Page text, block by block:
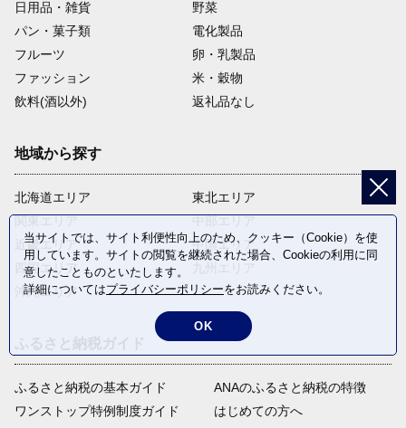
日用品・雑貨
野菜
パン・菓子類
電化製品
フルーツ
卵・乳製品
ファッション
米・穀物
飲料(酒以外)
返礼品なし
地域から探す
北海道エリア
近畿エリア
四国エリア
沖縄エリア
東北エリア
中国エリア
ふるさと納税の基本ガイド
ワンストップ特例制度ガイド
ANAのふるさと納税の特徴
はじめての方へ
当サイトでは、サイト利便性向上のため、クッキー（Cookie）を使
用しています。サイトの閲覧を継続された場合、Cookieの利用に同
意したことものといたします。
詳細についてはプライバシーポリシーをお読みください。
OK